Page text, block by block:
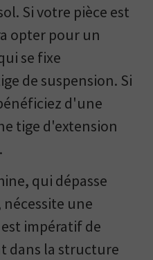
Si votre pièce est
opter pour un
se fixe
de suspension. Si
d'une
tige d'extension
qui dépasse
une
impératif de
dans la structure